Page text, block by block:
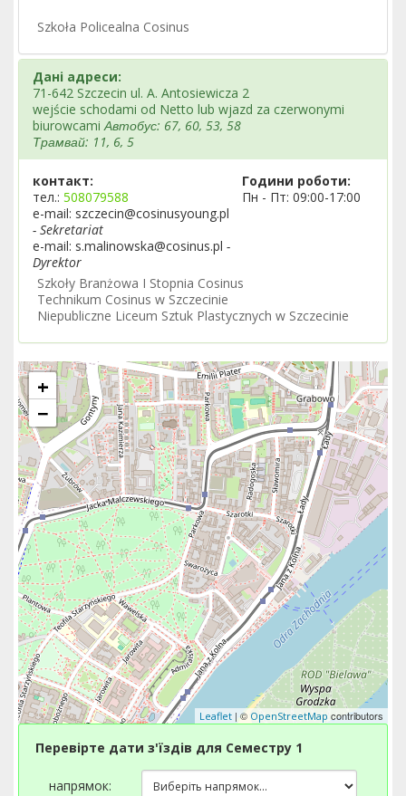
Szkoła Policealna Cosinus
Дані адреси:
71-642 Szczecin ul. A. Antosiewicza 2
wejście schodami od Netto lub wjazd za czerwonymi
biurowcamiАвтобус: 67, 60, 53, 58
Трамвай: 11, 6, 5
контакт:
тел.: 508079588
e-mail: szczecin@cosinusyoung.pl
- Sekretariat
e-mail: s.malinowska@cosinus.pl -
Dyrektor
Години роботи:
Пн - Пт: 09:00-17:00
Szkoły Branżowa I Stopnia Cosinus
Technikum Cosinus w Szczecinie
Niepubliczne Liceum Sztuk Plastycznych w Szczecinie
+
−
Leaflet | © OpenStreetMap contributors
Перевірте дати з'їздів для Семестру 1
напрямок: